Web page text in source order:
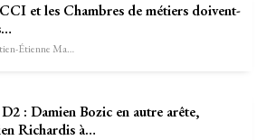
et les Chambres de métiers doivent-
Sébastien-Étienne Marechal
: Damien Bozic en autre arête,
Richardis à…